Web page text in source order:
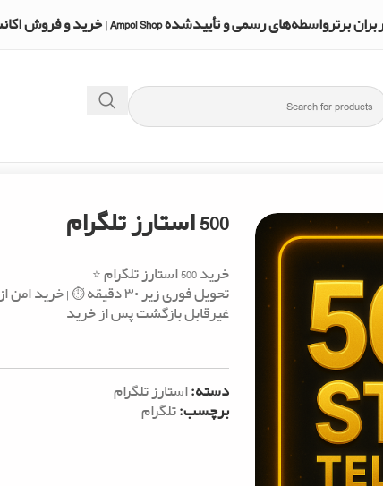
برترواسطه‌های رسمی و تأییدشده Ampol Shop | خرید و فروش اکانت فری فایر با واسطه
500 استارز تلگرام
خرید 500 استارز تلگرام ⭐️
غیرقابل بازگشت پس از خرید
دسته:استارز تلگرام
برچسب:تلگرام